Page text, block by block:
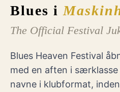
Blues i
The Official Festival
Blues Heaven Festival
med en aften i
navne i klubformat,